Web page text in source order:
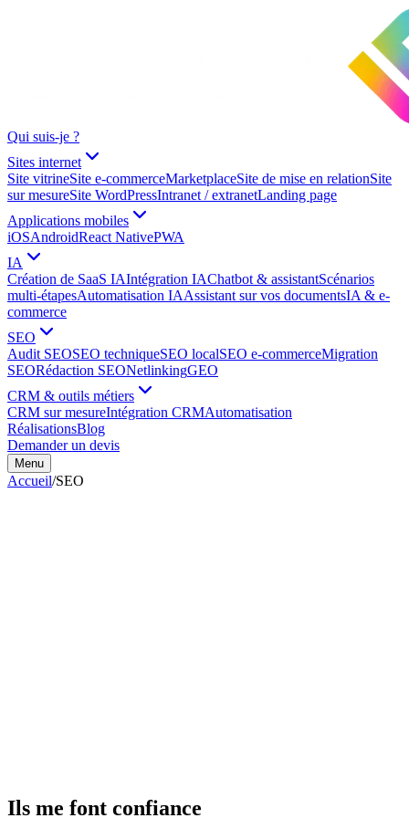
Qui suis-je ?
Sites internet
Site vitrineSite e-commerceMarketplaceSite de mise en relationSite
sur mesureSite WordPressIntranet / extranetLanding page
Applications mobiles
iOSAndroidReact NativePWA
IA
Création de SaaS IAIntégration IAChatbot & assistantScénarios
multi-étapesAutomatisation IAAssistant sur vos documentsIA & e-
commerce
SEO
Audit SEOSEO techniqueSEO localSEO e-commerceMigration
SEORédaction SEONetlinkingGEO
CRM & outils métiers
CRM sur mesureIntégration CRMAutomatisation
RéalisationsBlog
Demander un devis
Menu
Accueil/SEO
Ils me font confiance